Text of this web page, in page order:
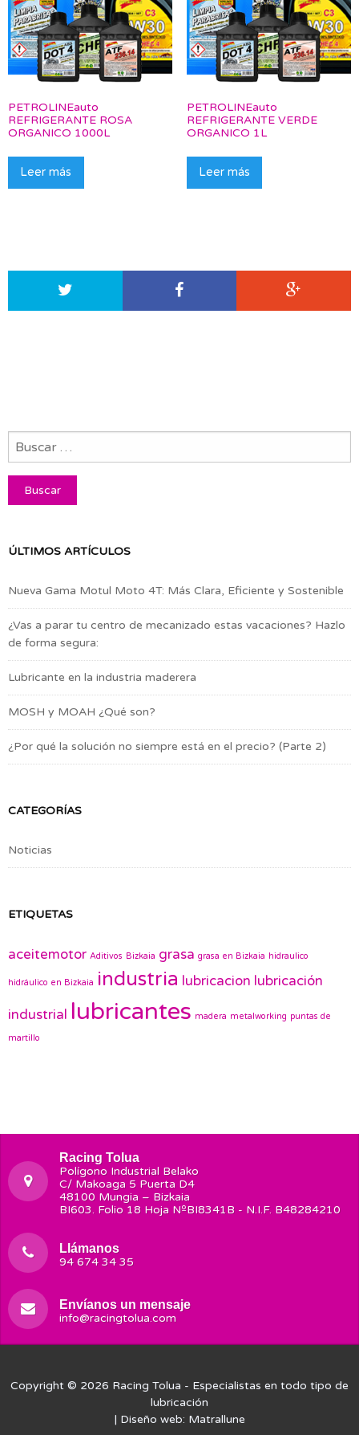
PETROLINEauto
REFRIGERANTE ROSA
ORGANICO 1000L
Leer más
PETROLINEauto
REFRIGERANTE VERDE
ORGANICO 1L
Leer más
ÚLTIMOS ARTÍCULOS
Nueva Gama Motul Moto 4T: Más Clara, Eficiente y Sostenible
¿Vas a parar tu centro de mecanizado estas vacaciones? Hazlo
de forma segura:
Lubricante en la industria maderera
MOSH y MOAH ¿Qué son?
¿Por qué la solución no siempre está en el precio? (Parte 2)
CATEGORÍAS
Noticias
ETIQUETAS
aceitemotor Aditivos Bizkaia grasa grasa en Bizkaia hidraulico
hidráulico en Bizkaia industria lubricacion lubricación
industrial lubricantes madera metalworking puntas de
martillo
Racing Tolua
Polígono Industrial Belako
C/ Makoaga 5 Puerta D4
48100 Mungia – Bizkaia
BI603. Folio 18 Hoja NºBI8341B - N.I.F. B48284210
Llámanos
94 674 34 35
Envíanos un mensaje
info@racingtolua.com
Copyright © 2026 Racing Tolua - Especialistas en todo tipo de
lubricación
| Diseño web: Matrallune